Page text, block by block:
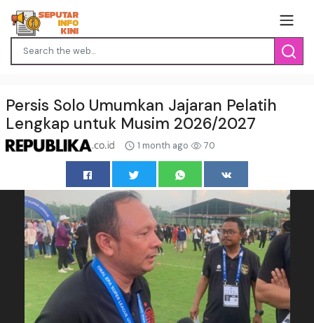
Persis Solo Umumkan Jajaran Pelatih
Lengkap untuk Musim 2026/2027
1 month ago 70